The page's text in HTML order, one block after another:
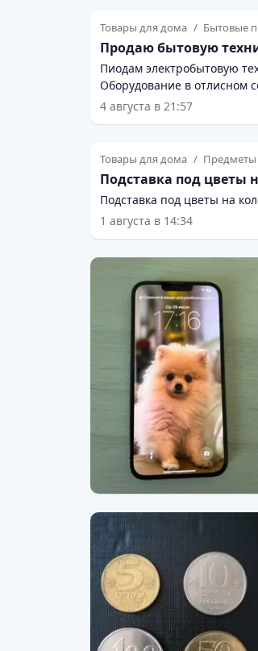
Товары для дома Бытовые
Продаю бытовую
Пиодам электробытовую
Оборудование в отлисном
4 августа в 21:57
Товары для дома Предметы
Подставка под цветы
Подставка под цветы на
1 августа в 14:34